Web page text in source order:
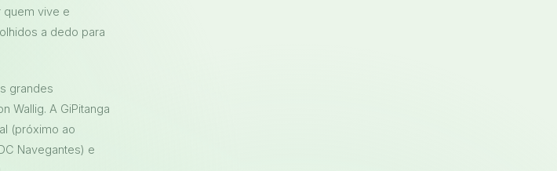
quem vive e
a dedo para
grandes
Wallig. A GiPitanga
(próximo ao
Navegantes) e